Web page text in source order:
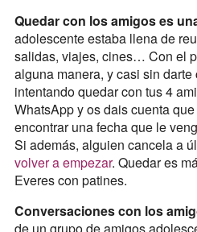
Quedar con los amigos es
adolescente estaba llena de
salidas, viajes, cines… Con el
alguna manera, y casi sin
intentando quedar con tus 4
WhatsApp y os dais cuenta
encontrar una fecha que le
Si además, alguien cancela a
volver a empezar. Quedar es
Everes con patines.
Conversaciones con los